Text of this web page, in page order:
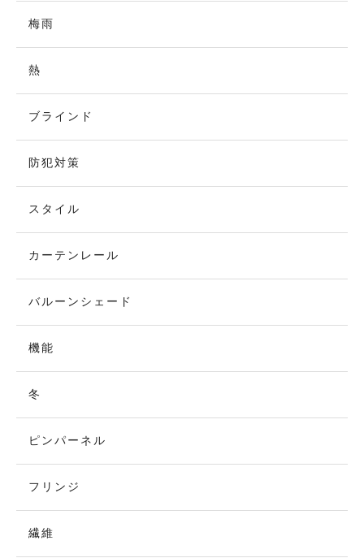
梅雨
熱
ブラインド
防犯対策
スタイル
カーテンレール
バルーンシェード
機能
冬
ピンパーネル
フリンジ
繊維